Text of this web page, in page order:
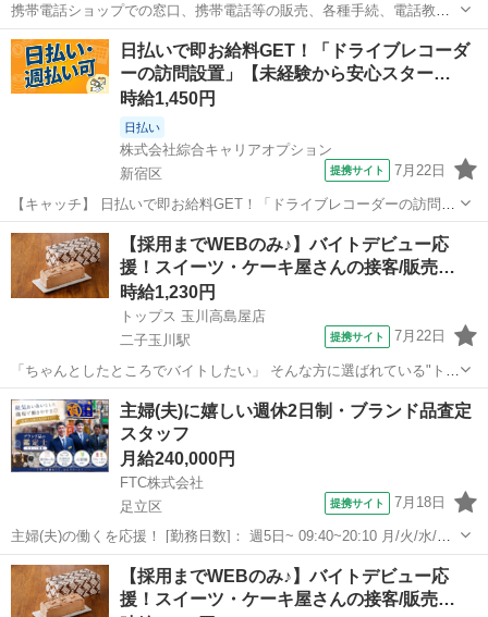
携帯電話ショップでの窓口、携帯電話等の販売、各種手続、電話教室
講師業務などをお願いします。(派遣) 秋葉原駅から徒歩１分。携帯電
話ショップでの実務経験のある方尚良。経験者は時給１６００円。長
期勤務可能。週休２日のシフト勤務。...
東京 千代田区 秋葉原駅 その他
日払いで即お給料GET！「ドライブレコーダ
ーの訪問設置」【未経験から安心スター…
時給1,450円
日払い
株式会社綜合キャリアオプション
新宿区
提携サイト 7月22日
【キャッチ】 日払いで即お給料GET！「ドライブレコーダーの訪問設
置」【未経験から安心スタート♪】残業ほぼナシ！高収入ワーク！こじ
んまりな安心職場☆高時給1450円！ 【コメント】 製造のお仕事が豊
富★未経験で働いてみたい...
東京 新宿区 その他
【採用までWEBのみ♪】バイトデビュー応
援！スイーツ・ケーキ屋さんの接客/販売…
時給1,230円
トップス 玉川高島屋店
二子玉川駅
提携サイト 7月22日
「ちゃんとしたところでバイトしたい」 そんな方に選ばれている"トッ
プス"の販売スタッフ。 長く愛されてきたブランドなので、 家族にも
「ここなら安心だね」と 言ってもらえることが多いのも嬉しいポイン
トです。 さらに…夕方か...
東京 世田谷区 二子玉川駅 その他
主婦(夫)に嬉しい週休2日制・ブランド品査定
スタッフ
月給240,000円
FTC株式会社
足立区
提携サイト 7月18日
主婦(夫)の働くを応援！ [勤務日数]： 週5日~ 09:40~20:10 月/火/水/木/
金/土/日 などから選べます [勤務地・最寄駅]： 東京都足立区 質屋かん
てい局 亀有店 亀有駅徒歩5分 [職種名]：週休2日...
東京 足立区 その他
【採用までWEBのみ♪】バイトデビュー応
援！スイーツ・ケーキ屋さんの接客/販売…